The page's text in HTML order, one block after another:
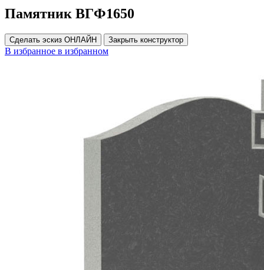
Памятник ВГФ1650
Сделать эскиз ОНЛАЙН Закрыть конструктор
В избранное в избранном